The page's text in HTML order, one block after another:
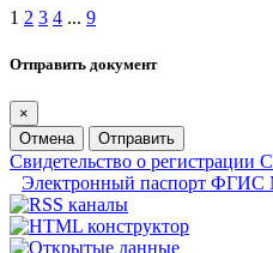
1 2 3 4 ... 9
Отправить документ
×
Отмена
Отправить
Свидетельство о
Электронный паспорт